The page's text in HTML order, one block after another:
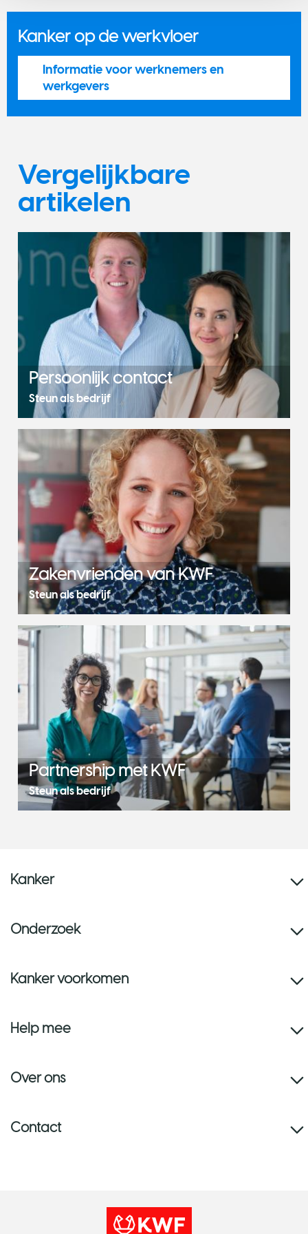
Kanker op de werkvloer
Informatie voor werknemers en
werkgevers
Vergelijkbare
artikelen
Persoonlijk contact
Steun als bedrijf
Zakenvrienden van KWF
Steun als bedrijf
Partnership met KWF
Steun als bedrijf
Kanker
Onderzoek
Kanker voorkomen
Help mee
Over ons
Contact